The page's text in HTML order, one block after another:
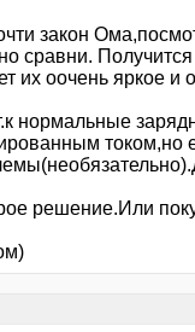
закон
сравни.
их оочень яркое
нормальные
током,но
решение.Или